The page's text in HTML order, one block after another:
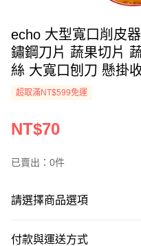
echo 大型寬口削皮
鏽鋼刀片 蔬果切片
絲 大寬口刨刀 懸掛
超取滿NT$599免運
NT$70
已賣出：0件
請選擇商品選項
付款與運送方式